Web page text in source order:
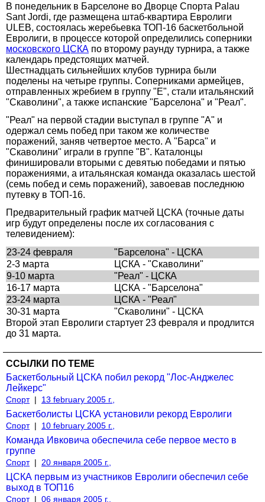
В понедельник в Барселоне во Дворце Спорта Palau
Sant Jordi, где размещена штаб-квартира Евролиги
ULEB, состоялась жеребьевка ТОП-16 баскетбольной
Евролиги, в процессе которой определились соперники
московского ЦСКА по второму раунду турнира, а также
календарь предстоящих матчей.
Шестнадцать сильнейших клубов турнира были
поделены на четыре группы. Соперниками армейцев,
отправленных жребием в группу "Е", стали итальянский
"Скаволини", а также испанские "Барселона" и "Реал".
"Реал" на первой стадии выступал в группе "А" и
одержал семь побед при таком же количестве
поражений, заняв четвертое место. А "Барса" и
"Скаволини" играли в группе "В". Каталонцы
финишировали вторыми с девятью победами и пятью
поражениями, а итальянская команда оказалась шестой
(семь побед и семь поражений), завоевав последнюю
путевку в ТОП-16.
Предварительный график матчей ЦСКА (точные даты
игр будут определены после их согласования с
телевидением):
23-24 февраля
"Барселона" - ЦСКА
2-3 марта
ЦСКА - "Скаволини"
9-10 марта
"Реал" - ЦСКА
16-17 марта
ЦСКА - "Барселона"
23-24 марта
ЦСКА - "Реал"
30-31 марта
"Скаволини" - ЦСКА
Второй этап Евролиги стартует 23 февраля и продлится
до 31 марта.
ССЫЛКИ ПО ТЕМЕ
Баскетбольный ЦСКА побил рекорд "Лос-Анджелес
Лейкерс"
Спорт | 13 february 2005 г.,
Баскетболисты ЦСКА установили рекорд Евролиги
Спорт | 10 february 2005 г.,
Команда Ивковича обеспечила себе первое место в
группе
Спорт | 20 января 2005 г.,
ЦСКА первым из участников Евролиги обеспечил себе
выход в ТОП16
Спорт | 06 января 2005 г.,